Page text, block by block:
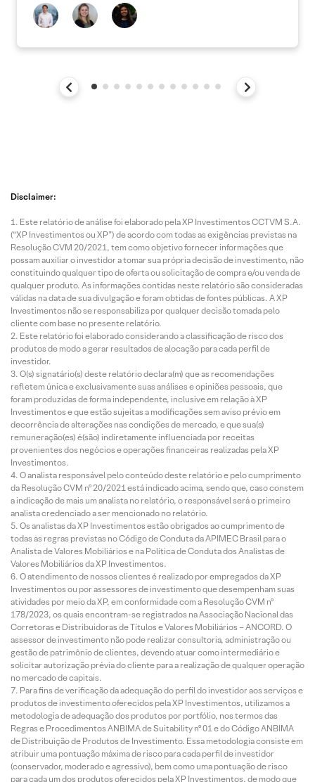
Disclaimer:
Este relatório de análise foi elaborado pela XP Investimentos CCTVM S.A.
(“XP Investimentos ou XP”) de acordo com todas as exigências previstas na
Resolução CVM 20/2021, tem como objetivo fornecer informações que
possam auxiliar o investidor a tomar sua própria decisão de investimento, não
constituindo qualquer tipo de oferta ou solicitação de compra e/ou venda de
qualquer produto. As informações contidas neste relatório são consideradas
válidas na data de sua divulgação e foram obtidas de fontes públicas. A XP
Investimentos não se responsabiliza por qualquer decisão tomada pelo
cliente com base no presente relatório.
Este relatório foi elaborado considerando a classificação de risco dos
produtos de modo a gerar resultados de alocação para cada perfil de
investidor.
O(s) signatário(s) deste relatório declara(m) que as recomendações
refletem única e exclusivamente suas análises e opiniões pessoais, que
foram produzidas de forma independente, inclusive em relação à XP
Investimentos e que estão sujeitas a modificações sem aviso prévio em
decorrência de alterações nas condições de mercado, e que sua(s)
remuneração(es) é(são) indiretamente influenciada por receitas
provenientes dos negócios e operações financeiras realizadas pela XP
Investimentos.
O analista responsável pelo conteúdo deste relatório e pelo cumprimento
da Resolução CVM nº 20/2021 está indicado acima, sendo que, caso constem
a indicação de mais um analista no relatório, o responsável será o primeiro
analista credenciado a ser mencionado no relatório.
Os analistas da XP Investimentos estão obrigados ao cumprimento de
todas as regras previstas no Código de Conduta da APIMEC Brasil para o
Analista de Valores Mobiliários e na Política de Conduta dos Analistas de
Valores Mobiliários da XP Investimentos.
O atendimento de nossos clientes é realizado por empregados da XP
Investimentos ou por assessores de investimento que desempenham suas
atividades por meio da XP, em conformidade com a Resolução CVM nº
178/2023, os quais encontram-se registrados na Associação Nacional das
Corretoras e Distribuidoras de Títulos e Valores Mobiliários – ANCORD. O
assessor de investimento não pode realizar consultoria, administração ou
gestão de patrimônio de clientes, devendo atuar como intermediário e
solicitar autorização prévia do cliente para a realização de qualquer operação
no mercado de capitais.
Para fins de verificação da adequação do perfil do investidor aos serviços e
produtos de investimento oferecidos pela XP Investimentos, utilizamos a
metodologia de adequação dos produtos por portfólio, nos termos das
Regras e Procedimentos ANBIMA de Suitability nº 01 e do Código ANBIMA
de Distribuição de Produtos de Investimento. Essa metodologia consiste em
atribuir uma pontuação máxima de risco para cada perfil de investidor
(conservador, moderado e agressivo), bem como uma pontuação de risco
para cada um dos produtos oferecidos pela XP Investimentos, de modo que